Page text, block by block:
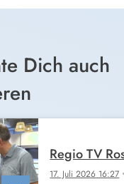
Dich auch
17. Juli 2026 16:27
Regio TV